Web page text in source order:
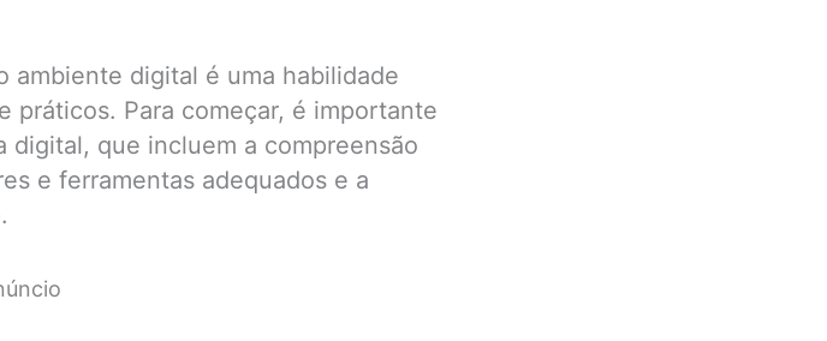
ambiente digital é uma habilidade
Para começar, é importante
que incluem a compreensão
e ferramentas adequados e a